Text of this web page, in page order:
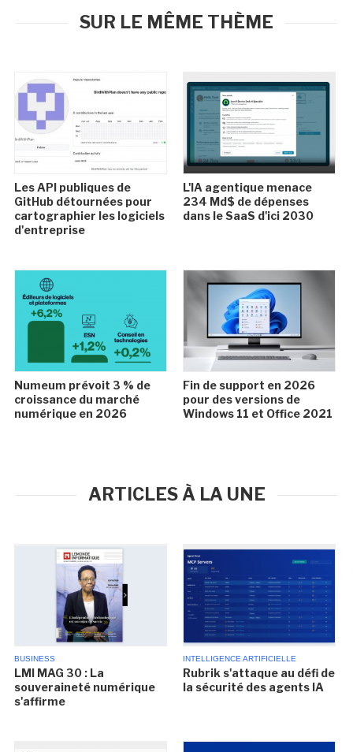
SUR LE MÊME THÈME
Les API publiques de
GitHub détournées pour
cartographier les logiciels
d'entreprise
L'IA agentique menace
234 Md$ de dépenses
dans le SaaS d'ici 2030
Numeum prévoit 3 % de
croissance du marché
numérique en 2026
Fin de support en 2026
pour des versions de
Windows 11 et Office 2021
ARTICLES À LA UNE
BUSINESS
LMI MAG 30 : La
souveraineté numérique
s'affirme
INTELLIGENCE ARTIFICIELLE
Rubrik s'attaque au défi de
la sécurité des agents IA